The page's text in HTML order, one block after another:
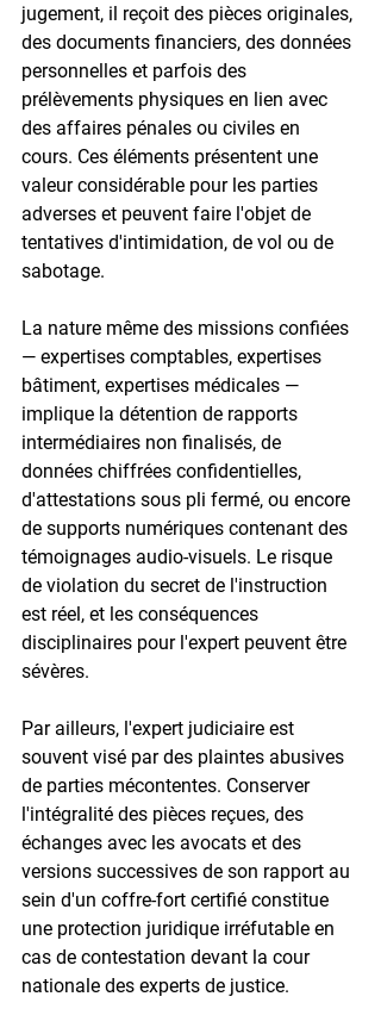
jugement, il reçoit des pièces originales,
des documents financiers, des données
personnelles et parfois des
prélèvements physiques en lien avec
des affaires pénales ou civiles en
cours. Ces éléments présentent une
valeur considérable pour les parties
adverses et peuvent faire l'objet de
tentatives d'intimidation, de vol ou de
sabotage.
La nature même des missions confiées
— expertises comptables, expertises
bâtiment, expertises médicales —
implique la détention de rapports
intermédiaires non finalisés, de
données chiffrées confidentielles,
d'attestations sous pli fermé, ou encore
de supports numériques contenant des
témoignages audio-visuels. Le risque
de violation du secret de l'instruction
est réel, et les conséquences
disciplinaires pour l'expert peuvent être
sévères.
Par ailleurs, l'expert judiciaire est
souvent visé par des plaintes abusives
de parties mécontentes. Conserver
l'intégralité des pièces reçues, des
échanges avec les avocats et des
versions successives de son rapport au
sein d'un coffre-fort certifié constitue
une protection juridique irréfutable en
cas de contestation devant la cour
nationale des experts de justice.